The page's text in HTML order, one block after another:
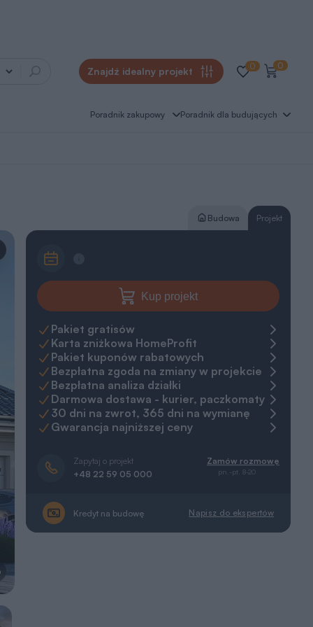
Znajdź idealny projekt 0 0
Poradnik zakupowy Poradnik dla budujących
Budowa Projekt
Kup projekt
Pakiet gratisów
Karta zniżkowa HomeProfit
Pakiet kuponów rabatowych
Bezpłatna zgoda na zmiany w projekcie
Bezpłatna analiza działki
Darmowa dostawa - kurier, paczkomaty
30 dni na zwrot, 365 dni na wymianę
Gwarancja najniższej ceny
Zapytaj o projekt
+48 22 59 05 000
Zamów rozmowę
pn.-pt. 8-20
Kredyt na budowę Napisz do ekspertów